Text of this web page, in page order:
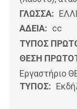
ΓΛΩΣΣΑ:
ΑΔΕΙΑ: cc
ΤΥΠΟΣ
ΘΕΣΗ
Εργαστήριο
ΤΥΠΟΣ: